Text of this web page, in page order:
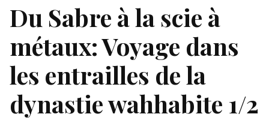
Du Sabre à la scie à
métaux: Voyage dans
les entrailles de la
dynastie wahhabite 1/2